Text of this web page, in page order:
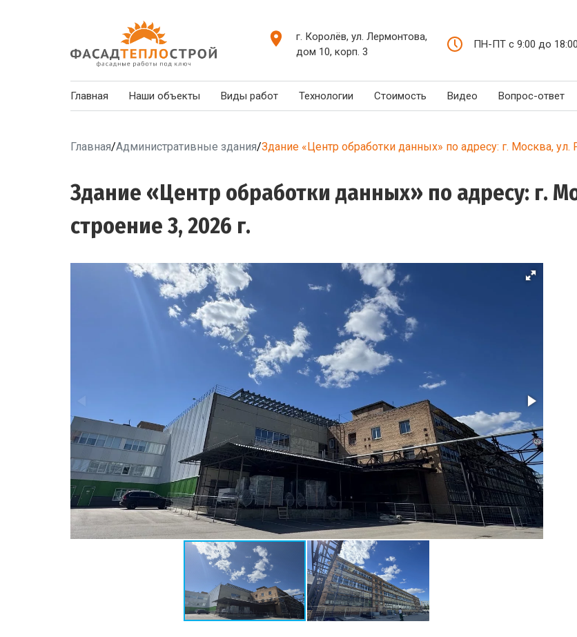
г. Королёв, ул. Лермонтова,
дом 10, корп. 3
ПН-ПТ с 9:00 до 18:00
Главная Наши объекты Виды работ Технологии Стоимость Видео Вопрос-ответ
Главная/Административные здания/Здание «Центр обработки данных» по адресу: г. Москва, ул.
Здание «Центр обработки данных» по адресу: г.
строение 3, 2026 г.